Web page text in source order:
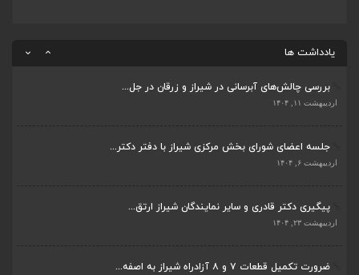
یادداشت ها
بررسی چالش‌های آبرسانی در شیراز و زرقان در جل...
اردیبهشت ۱۱, ۱۴۰۴
جلسه اعضای شورای بخش مرکزی شیراز با دفتر دکتر...
اردیبهشت ۶, ۱۴۰۴
پیگیری دکتر قادری و سایر نمایندگان شیراز ارتق...
اردیبهشت ۲۳, ۱۴۰۴
ضرورت تکمیل قطعات ۷ و ۸ آزادراه شیراز به اصفه...